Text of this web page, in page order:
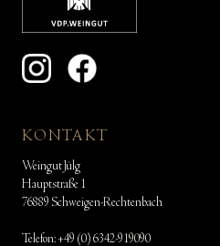
KONTAKT
Weingut Jülg
Hauptstraße 1
76889 Schweigen-Rechtenbach
Telefon:+49 (0) 6342-919090